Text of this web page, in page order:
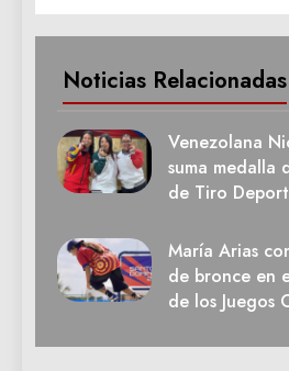
Noticias Relacionadas
Venezolana
suma medalla
de Tiro
María Arias
de bronce en
de los Juegos